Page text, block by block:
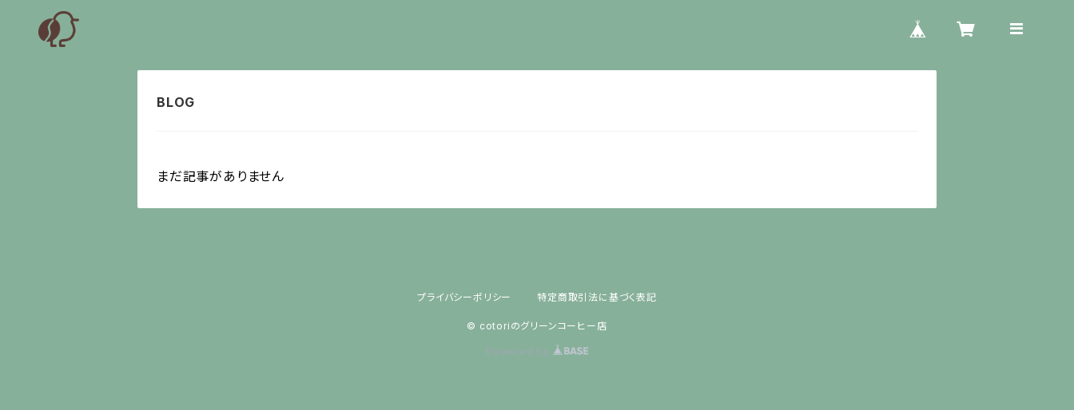
まだ記事がありません
プライバシーポリシー 特定商取引法に基づく表記
© cotoriのグリーンコーヒー店
Powered by